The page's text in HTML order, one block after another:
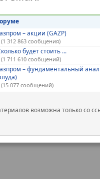
– акции (GAZP)
(1 312 863 сообщения)
будет стоить ...
(1 711 610 сообщений)
– фундаментальный
(15 077 сообщений)
возможна только со